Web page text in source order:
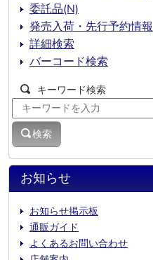
お知らせ
お知らせ掲示板
通販ガイド
よくあるお問い合わせ
委託品(N)
発売入荷・先行予約情報
詳細検索
バーコード検索
キーワード検索
検索